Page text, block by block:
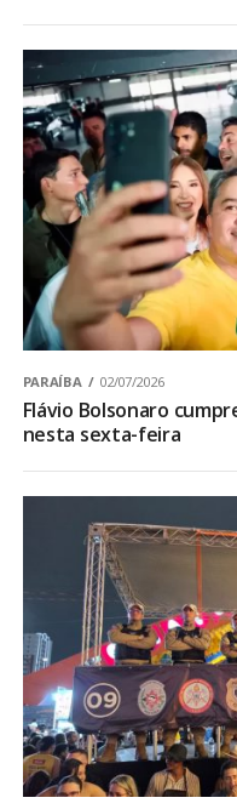
PARAÍBA 02/07/2026
Flávio Bolsonaro
nesta sexta-feira